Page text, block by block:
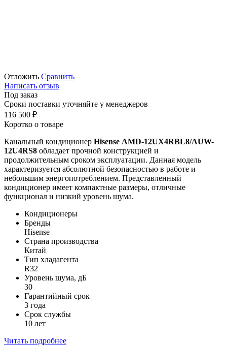
Отложить Сравнить
Написать отзыв
Под заказ
Сроки поставки уточняйте у менеджеров
116 500 ₽
Коротко о товаре
Канальный кондиционер Hisense AMD-12UX4RBL8/AUW-
12U4RS8 обладает прочной конструкцией и
продолжительным сроком эксплуатации. Данная модель
характеризуется абсолютной безопасностью в работе и
небольшим энергопотреблением. Представленный
кондиционер имеет компактные размеры, отличные
функционал и низкий уровень шума.
Кондиционеры
Бренды
Hisense
Страна производства
Китай
Тип хладагента
R32
Уровень шума, дБ
30
Гарантийный срок
3 года
Срок службы
10 лет
Читать подробнее